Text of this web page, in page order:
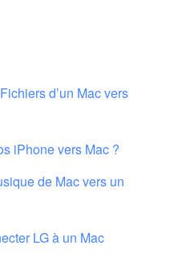
d’un Mac vers
iPhone vers Mac ?
de Mac vers un
LG à un Mac